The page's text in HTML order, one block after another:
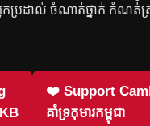
អ្នកប្រដាល់ ចំណាត់ថ្នាក់ កំណត់
❤️ Support
គាំទ្រកុមារកម្ពុជា